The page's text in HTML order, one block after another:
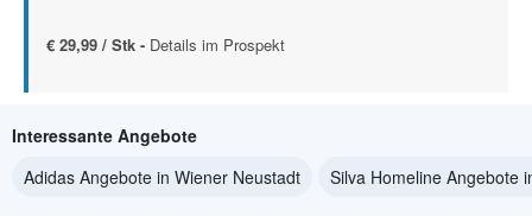
€ 29,99 / Stk - Details im Prospekt
Interessante Angebote
Adidas Angebote in Wiener Neustadt
Silva Homeline Angebote